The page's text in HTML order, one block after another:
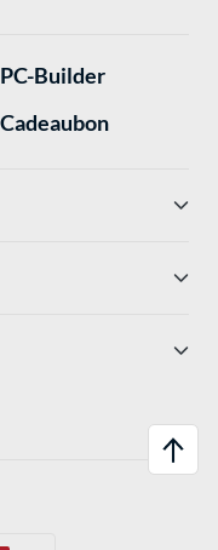
PC-Builder
Cadeaubon